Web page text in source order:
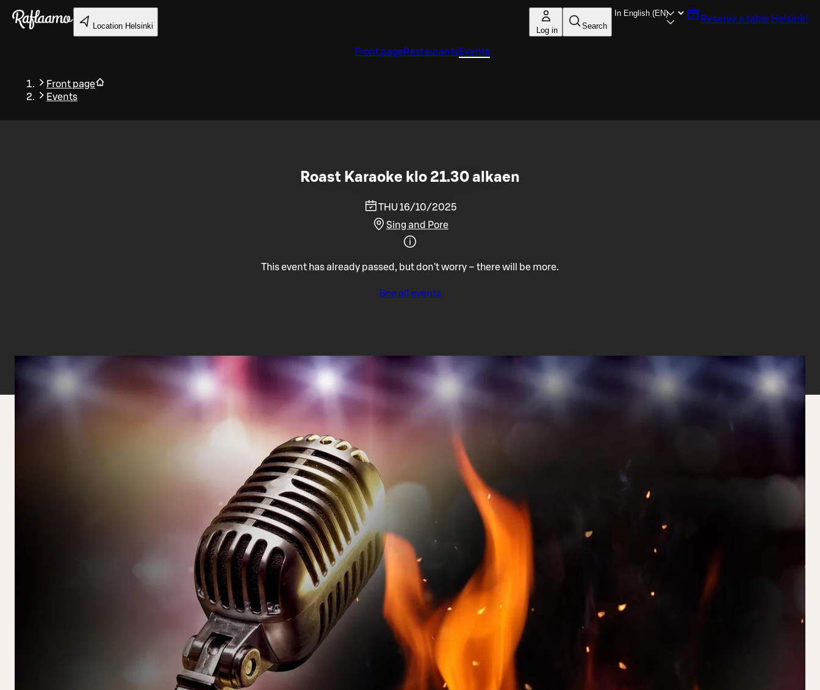
Skip to main content
Location Helsinki Log in Search
Reserve a table Helsinki
Front pageRestaurantsEvents
Front page
Events
Back
Roast Karaoke klo 21.30 alkaen
THU 16/10/2025
Sing and Pore
This event has already passed, but don't worry – there will be more.
See all events